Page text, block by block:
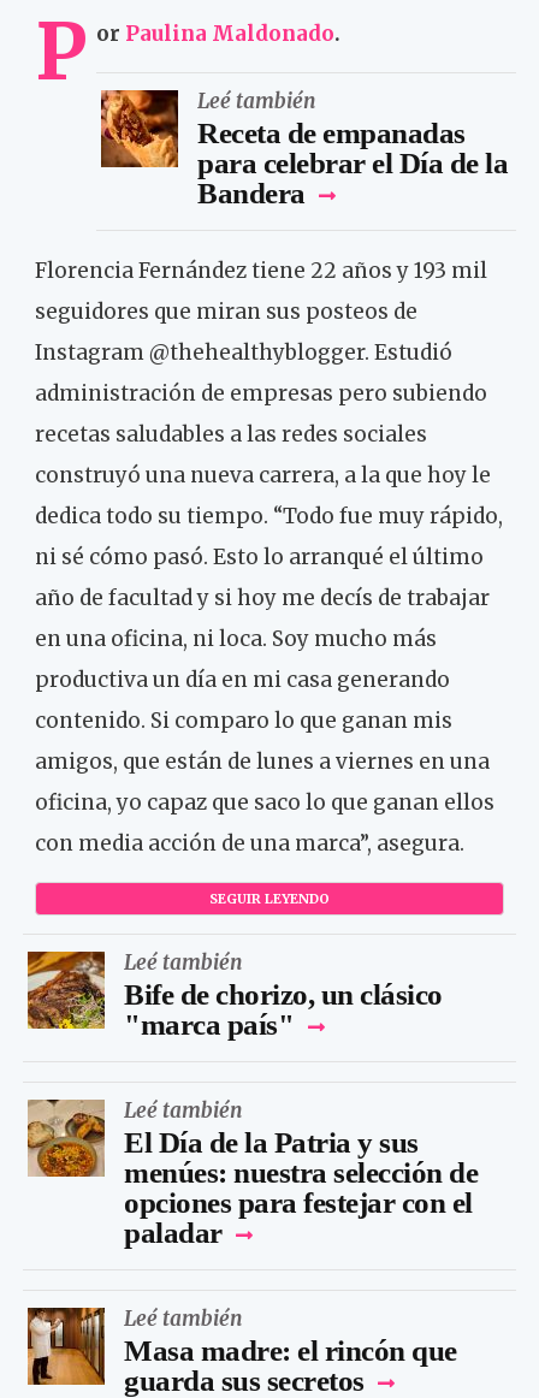
P or Paulina Maldonado.
Leé también
Receta de empanadas
para celebrar el Día de la
Bandera
Florencia Fernández tiene 22 años y 193 mil
seguidores que miran sus posteos de
Instagram @thehealthyblogger. Estudió
administración de empresas pero subiendo
recetas saludables a las redes sociales
construyó una nueva carrera, a la que hoy le
dedica todo su tiempo. “Todo fue muy rápido,
ni sé cómo pasó. Esto lo arranqué el último
año de facultad y si hoy me decís de trabajar
en una oficina, ni loca. Soy mucho más
productiva un día en mi casa generando
contenido. Si comparo lo que ganan mis
amigos, que están de lunes a viernes en una
oficina, yo capaz que saco lo que ganan ellos
con media acción de una marca”, asegura.
SEGUIR LEYENDO
Leé también
Bife de chorizo, un clásico
"marca país"
Leé también
El Día de la Patria y sus
menúes: nuestra selección de
opciones para festejar con el
paladar
Leé también
Masa madre: el rincón que
guarda sus secretos